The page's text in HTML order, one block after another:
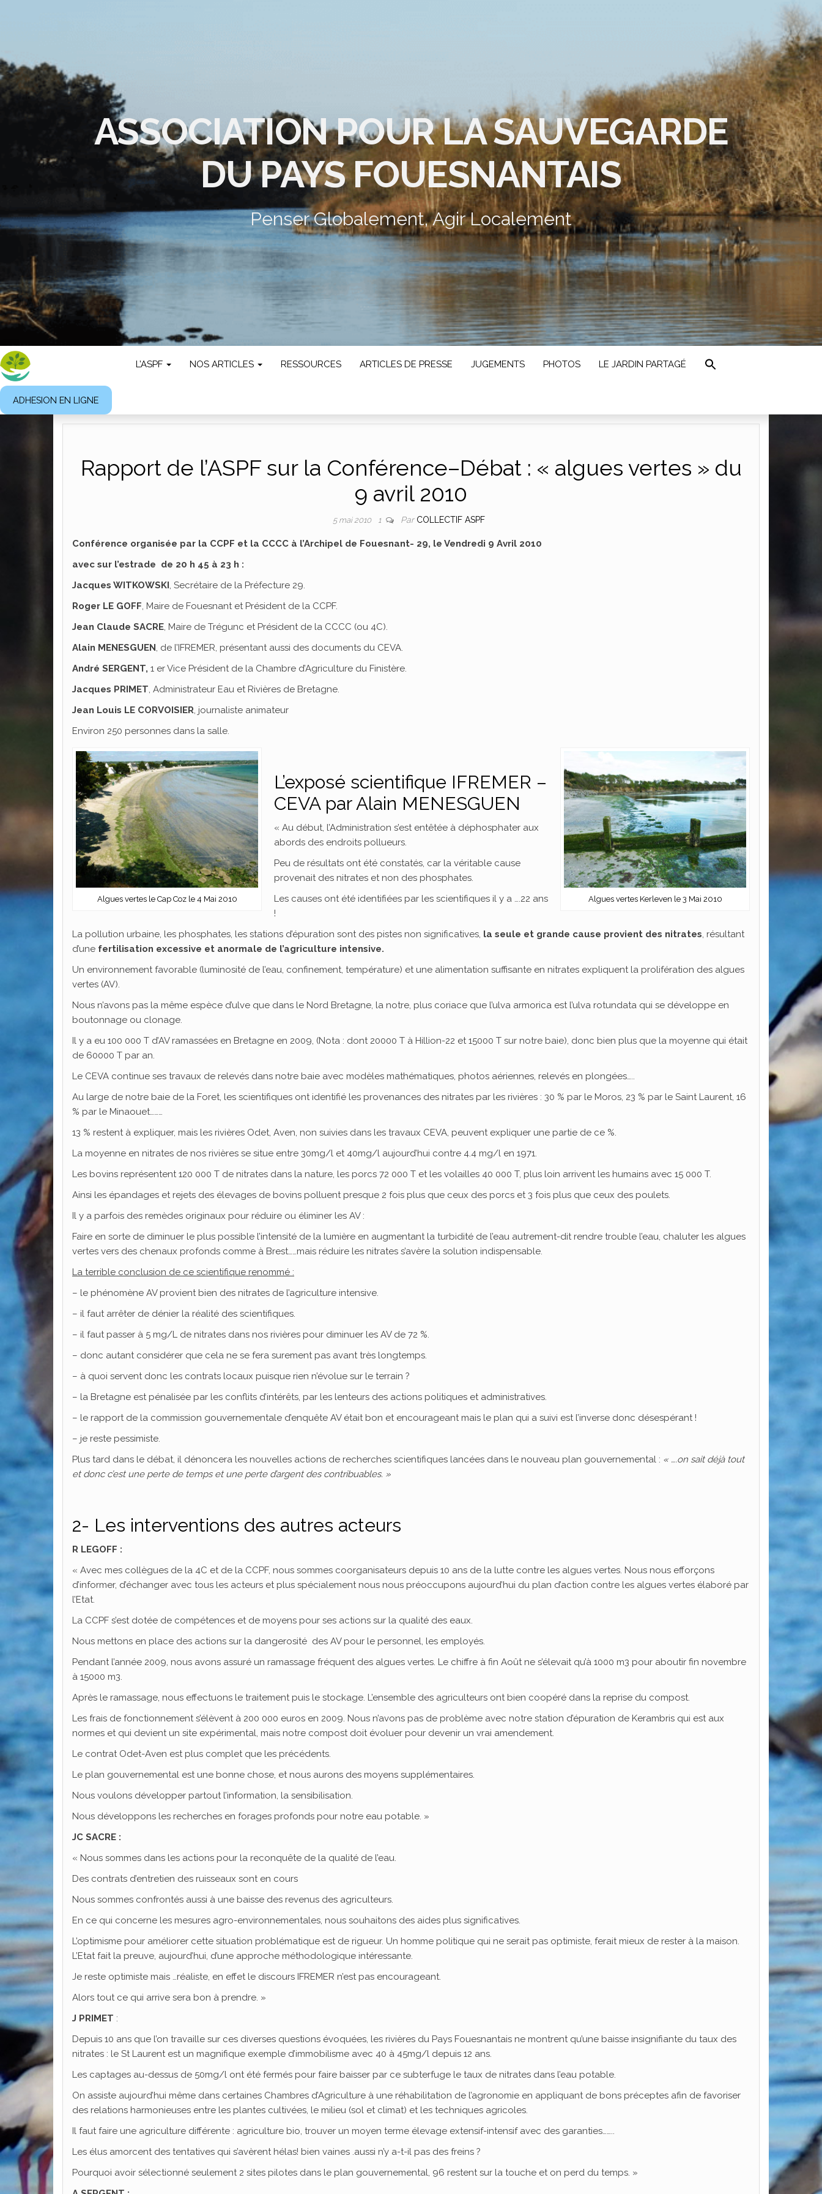
ASSOCIATION POUR LA SAUVEGARDE
DU PAYS FOUESNANTAIS
Penser Globalement, Agir Localement
L’ASPF NOS ARTICLES RESSOURCES ARTICLES DE PRESSE JUGEMENTS PHOTOS LE JARDIN PARTAGÉ
ADHESION EN LIGNE
Rapport de l’ASPF sur la Conférence–Débat : « algues vertes » du
9 avril 2010
5 mai 2010 1 Par COLLECTIF ASPF
Conférence organisée par la CCPF et la CCCC à l’Archipel de Fouesnant- 29, le Vendredi 9 Avril 2010
avec sur l’estrade de 20 h 45 à 23 h :
Jacques WITKOWSKI , Secrétaire de la Préfecture 29.
Roger LE GOFF , Maire de Fouesnant et Président de la CCPF.
Jean Claude SACRE , Maire de Trégunc et Président de la CCCC (ou 4C).
Alain MENESGUEN , de l’IFREMER, présentant aussi des documents du CEVA.
André SERGENT, 1 er Vice Président de la Chambre d’Agriculture du Finistère.
Jacques PRIMET , Administrateur Eau et Rivières de Bretagne.
Jean Louis LE CORVOISIER , journaliste animateur
Environ 250 personnes dans la salle.
Algues vertes le Cap Coz le 4 Mai 2010 Algues vertes Kerleven le 3 Mai 2010
L’exposé scientifique IFREMER –
CEVA par Alain MENESGUEN
« Au début, l’Administration s’est entêtée à déphosphater aux
abords des endroits pollueurs.
Peu de résultats ont été constatés, car la véritable cause
provenait des nitrates et non des phosphates.
Les causes ont été identifiées par les scientifiques il y a ….22 ans
!
La pollution urbaine, les phosphates, les stations d’épuration sont des pistes non significatives, la seule et grande cause provient des nitrates , résultant
d’une fertilisation excessive et anormale de l’agriculture intensive.
Un environnement favorable (luminosité de l’eau, confinement, température) et une alimentation suffisante en nitrates expliquent la prolifération des algues
vertes (AV).
Nous n’avons pas la même espèce d’ulve que dans le Nord Bretagne, la notre, plus coriace que l’ulva armorica est l’ulva rotundata qui se développe en
boutonnage ou clonage.
Il y a eu 100 000 T d’AV ramassées en Bretagne en 2009, (Nota : dont 20000 T à Hillion-22 et 15000 T sur notre baie), donc bien plus que la moyenne qui était
de 60000 T par an.
Le CEVA continue ses travaux de relevés dans notre baie avec modèles mathématiques, photos aériennes, relevés en plongées…..
Au large de notre baie de la Foret, les scientifiques ont identifié les provenances des nitrates par les rivières : 30 % par le Moros, 23 % par le Saint Laurent, 16
% par le Minaouet………
13 % restent à expliquer, mais les rivières Odet, Aven, non suivies dans les travaux CEVA, peuvent expliquer une partie de ce %.
La moyenne en nitrates de nos rivières se situe entre 30mg/l et 40mg/l aujourd’hui contre 4.4 mg/l en 1971.
Les bovins représentent 120 000 T de nitrates dans la nature, les porcs 72 000 T et les volailles 40 000 T, plus loin arrivent les humains avec 15 000 T.
Ainsi les épandages et rejets des élevages de bovins polluent presque 2 fois plus que ceux des porcs et 3 fois plus que ceux des poulets.
Il y a parfois des remèdes originaux pour réduire ou éliminer les AV :
Faire en sorte de diminuer le plus possible l’intensité de la lumière en augmentant la turbidité de l’eau autrement-dit rendre trouble l’eau, chaluter les algues
vertes vers des chenaux profonds comme à Brest……mais réduire les nitrates s’avère la solution indispensable.
La terrible conclusion de ce scientifique renommé :
– le phénomène AV provient bien des nitrates de l’agriculture intensive.
– il faut arrêter de dénier la réalité des scientifiques.
– il faut passer à 5 mg/L de nitrates dans nos rivières pour diminuer les AV de 72 %.
– donc autant considérer que cela ne se fera surement pas avant très longtemps.
– à quoi servent donc les contrats locaux puisque rien n’évolue sur le terrain ?
– la Bretagne est pénalisée par les conflits d’intérêts, par les lenteurs des actions politiques et administratives.
– le rapport de la commission gouvernementale d’enquête AV était bon et encourageant mais le plan qui a suivi est l’inverse donc désespérant !
– je reste pessimiste.
Plus tard dans le débat, il dénoncera les nouvelles actions de recherches scientifiques lancées dans le nouveau plan gouvernemental : « ….on sait déjà tout
et donc c’est une perte de temps et une perte d’argent des contribuables. »
2- Les interventions des autres acteurs
R LEGOFF :
« Avec mes collègues de la 4C et de la CCPF, nous sommes coorganisateurs depuis 10 ans de la lutte contre les algues vertes. Nous nous efforçons
d’informer, d’échanger avec tous les acteurs et plus spécialement nous nous préoccupons aujourd’hui du plan d’action contre les algues vertes élaboré par
l’Etat.
La CCPF s’est dotée de compétences et de moyens pour ses actions sur la qualité des eaux.
Nous mettons en place des actions sur la dangerosité des AV pour le personnel, les employés.
Pendant l’année 2009, nous avons assuré un ramassage fréquent des algues vertes. Le chiffre à fin Août ne s’élevait qu’à 1000 m3 pour aboutir fin novembre
à 15000 m3.
Après le ramassage, nous effectuons le traitement puis le stockage. L’ensemble des agriculteurs ont bien coopéré dans la reprise du compost.
Les frais de fonctionnement s’élèvent à 200 000 euros en 2009. Nous n’avons pas de problème avec notre station d’épuration de Kerambris qui est aux
normes et qui devient un site expérimental, mais notre compost doit évoluer pour devenir un vrai amendement.
Le contrat Odet-Aven est plus complet que les précédents.
Le plan gouvernemental est une bonne chose, et nous aurons des moyens supplémentaires.
Nous voulons développer partout l’information, la sensibilisation.
Nous développons les recherches en forages profonds pour notre eau potable. »
JC SACRE :
« Nous sommes dans les actions pour la reconquête de la qualité de l’eau.
Des contrats d’entretien des ruisseaux sont en cours
Nous sommes confrontés aussi à une baisse des revenus des agriculteurs.
En ce qui concerne les mesures agro-environnementales, nous souhaitons des aides plus significatives.
L’optimisme pour améliorer cette situation problématique est de rigueur. Un homme politique qui ne serait pas optimiste, ferait mieux de rester à la maison.
L’Etat fait la preuve, aujourd’hui, d’une approche méthodologique intéressante.
Je reste optimiste mais …réaliste, en effet le discours IFREMER n’est pas encourageant.
Alors tout ce qui arrive sera bon à prendre. »
J PRIMET :
Depuis 10 ans que l’on travaille sur ces diverses questions évoquées, les rivières du Pays Fouesnantais ne montrent qu’une baisse insignifiante du taux des
nitrates : le St Laurent est un magnifique exemple d’immobilisme avec 40 à 45mg/l depuis 12 ans.
Les captages au-dessus de 50mg/l ont été fermés pour faire baisser par ce subterfuge le taux de nitrates dans l’eau potable.
On assiste aujourd’hui même dans certaines Chambres d’Agriculture à une réhabilitation de l’agronomie en appliquant de bons préceptes afin de favoriser
des relations harmonieuses entre les plantes cultivées, le milieu (sol et climat) et les techniques agricoles.
Il faut faire une agriculture différente : agriculture bio, trouver un moyen terme élevage extensif-intensif avec des garanties……..
Les élus amorcent des tentatives qui s’avèrent hélas! bien vaines .aussi n’y a-t-il pas des freins ?
Pourquoi avoir sélectionné seulement 2 sites pilotes dans le plan gouvernemental, 96 restent sur la touche et on perd du temps. »